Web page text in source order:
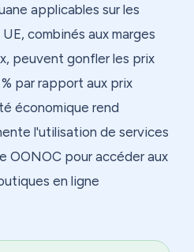
applicables sur les
combinés aux marges
peuvent gonfler les prix
par rapport aux prix
économique rend
l'utilisation de services
OONOC pour accéder aux
en ligne